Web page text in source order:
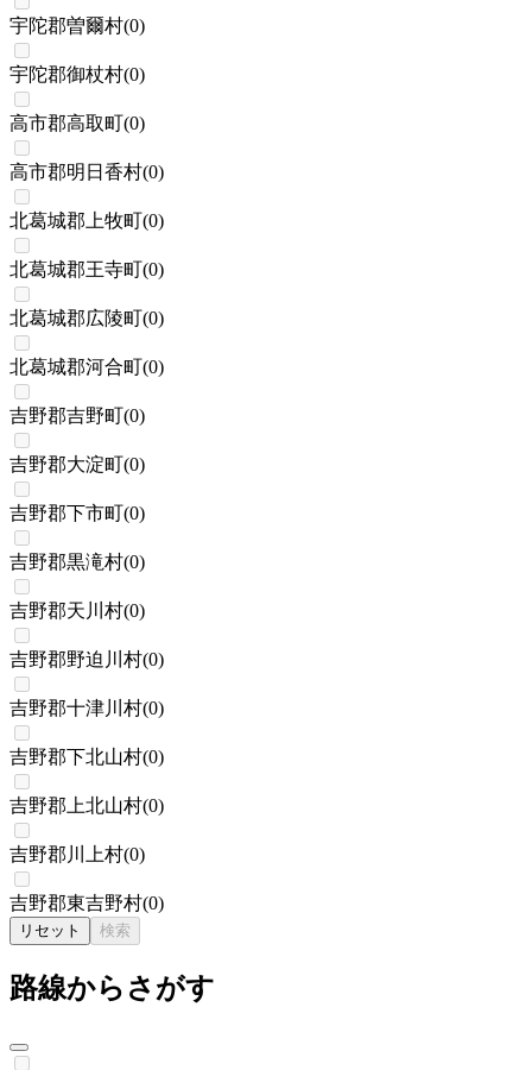
宇陀郡曽爾村(0)
宇陀郡御杖村(0)
高市郡高取町(0)
高市郡明日香村(0)
北葛城郡上牧町(0)
北葛城郡王寺町(0)
北葛城郡広陵町(0)
北葛城郡河合町(0)
吉野郡吉野町(0)
吉野郡大淀町(0)
吉野郡下市町(0)
吉野郡黒滝村(0)
吉野郡天川村(0)
吉野郡野迫川村(0)
吉野郡十津川村(0)
吉野郡下北山村(0)
吉野郡上北山村(0)
吉野郡川上村(0)
吉野郡東吉野村(0)
リセット 検索
路線からさがす